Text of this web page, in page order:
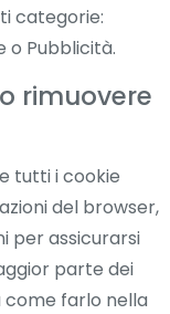
categorie:
o Pubblicità.
rimuovere
tutti i cookie
del browser,
per assicurarsi
parte dei
come farlo nella